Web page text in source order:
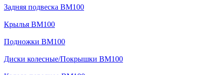
Задняя подвеска BM100
Крылья BM100
Подножки BM100
Диски колесные/Покрышки BM100